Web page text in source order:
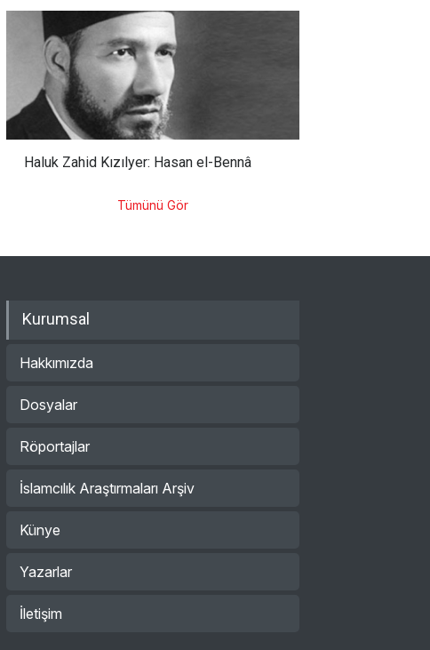
Haluk Zahid Kızılyer: Hasan el-Bennâ
Tümünü Gör
Kurumsal
Hakkımızda
Dosyalar
Röportajlar
İslamcılık Araştırmaları Arşiv
Künye
Yazarlar
İletişim